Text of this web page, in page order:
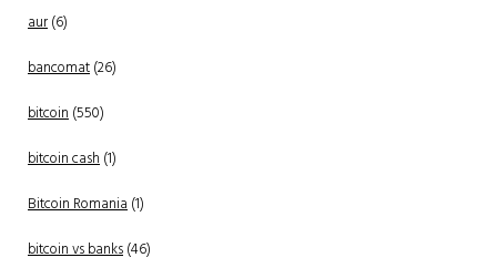
aur(6)
bancomat(26)
bitcoin(550)
bitcoin cash(1)
Bitcoin Romania(1)
bitcoin vs banks(46)